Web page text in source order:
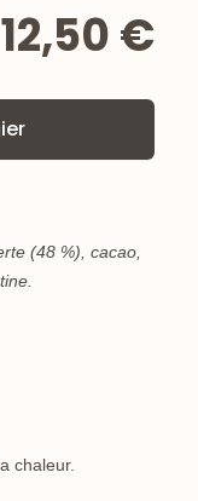
12,50 €
(48 %), cacao,
chaleur.